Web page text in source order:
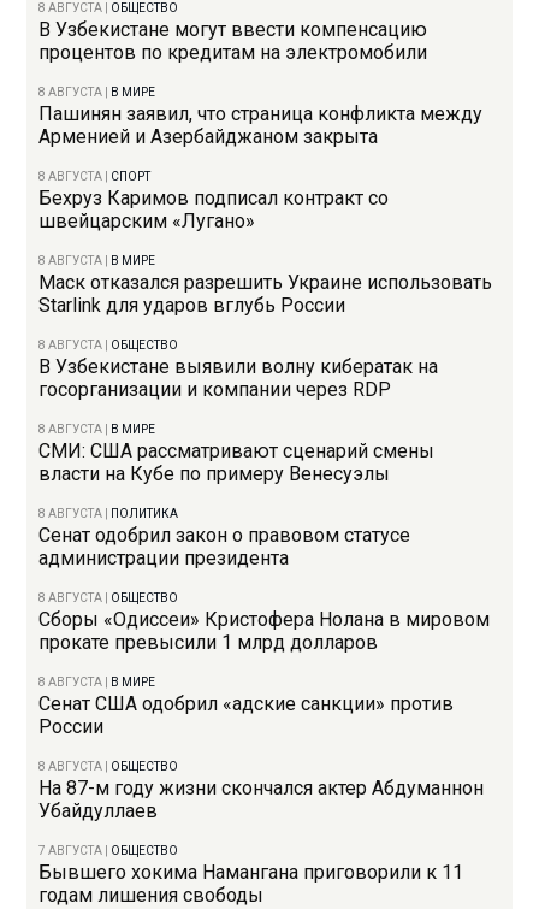
8 АВГУСТА ОБЩЕСТВО
В Узбекистане могут ввести компенсацию
процентов по кредитам на электромобили
8 АВГУСТА В МИРЕ
Пашинян заявил, что страница конфликта между
Арменией и Азербайджаном закрыта
8 АВГУСТА СПОРТ
Бехруз Каримов подписал контракт со
швейцарским «Лугано»
8 АВГУСТА В МИРЕ
Маск отказался разрешить Украине использовать
Starlink для ударов вглубь России
8 АВГУСТА ОБЩЕСТВО
В Узбекистане выявили волну кибератак на
госорганизации и компании через RDP
8 АВГУСТА В МИРЕ
СМИ: США рассматривают сценарий смены
власти на Кубе по примеру Венесуэлы
8 АВГУСТА ПОЛИТИКА
Сенат одобрил закон о правовом статусе
администрации президента
8 АВГУСТА ОБЩЕСТВО
Сборы «Одиссеи» Кристофера Нолана в мировом
прокате превысили 1 млрд долларов
8 АВГУСТА В МИРЕ
Сенат США одобрил «адские санкции» против
России
8 АВГУСТА ОБЩЕСТВО
На 87-м году жизни скончался актер Абдуманнон
Убайдуллаев
7 АВГУСТА ОБЩЕСТВО
Бывшего хокима Намангана приговорили к 11
годам лишения свободы